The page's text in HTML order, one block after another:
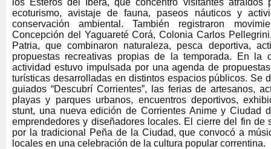
ecoturismo, avistaje de fauna, paseos náuticos y
conservación ambiental. También registraron
Concepción del Yaguareté Corá, Colonia Carlos
Patria, que combinaron naturaleza, pesca deportiva,
propuestas recreativas propias de la temporada. En la
actividad estuvo impulsada por una agenda de
turísticas desarrolladas en distintos espacios públicos. Se
guiados “Descubrí Corrientes”, las ferias de artesanos,
playas y parques urbanos, encuentros deportivos,
stunt, una nueva edición de Corrientes Anime y Ciudad
emprendedores y diseñadores locales. El cierre del fin de
por la tradicional Peña de la Ciudad, que convocó a
locales en una celebración de la cultura popular correntina.